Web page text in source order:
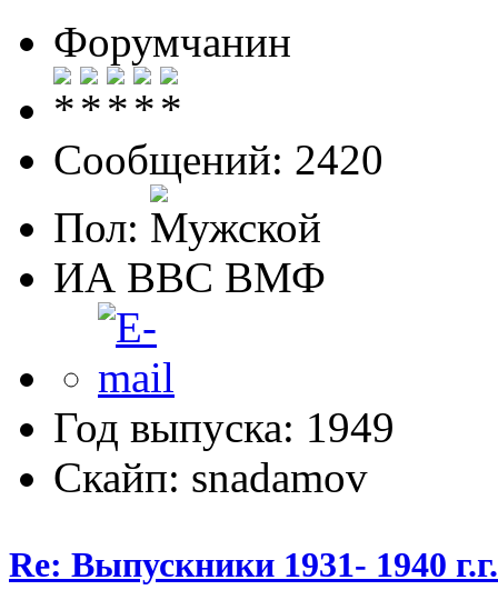
Форумчанин
Сообщений: 2420
Пол:
ИА ВВС ВМФ
Год выпуска: 1949
Скайп: snadamov
Re: Выпускники 1931- 1940